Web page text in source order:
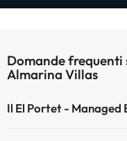
Domande frequenti
Almarina Villas
Il El Portet - Managed